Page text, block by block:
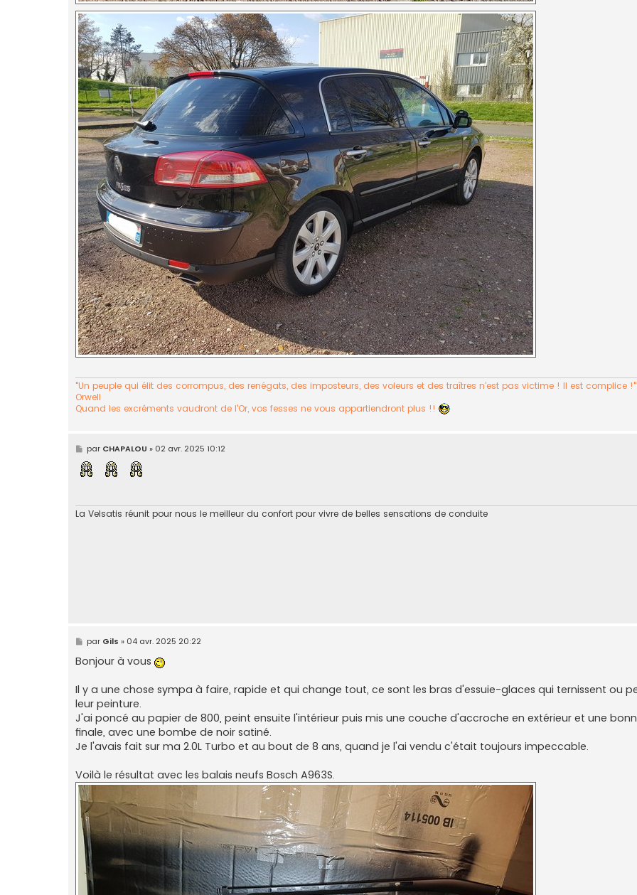
"Un peuple qui élit des corrompus, des renégats, des imposteurs, des voleurs et des traîtres n’est pas victime ! Il est complice
Orwell
Quand les excréments vaudront de l'Or, vos fesses ne vous appartiendront plus !!
M
e
s
s
e
par CHAPALOU » 02 avr. 2025 10:12
La Velsatis réunit pour nous le meilleur du confort pour vivre de belles sensations de conduite
M
e
s
s
g
e
par Gils » 04 avr. 2025 20:22
Bonjour à vous
Il y a une chose sympa à faire, rapide et qui change tout, ce sont les bras d'essuie-glaces qui ternissent ou
leur peinture.
J'ai poncé au papier de 800, peint ensuite l'intérieur puis mis une couche d'accroche en extérieur et une
finale, avec une bombe de noir satiné.
Je l'avais fait sur ma 2.0L Turbo et au bout de 8 ans, quand je l'ai vendu c'était toujours impeccable.
Voilà le résultat avec les balais neufs Bosch A963S.